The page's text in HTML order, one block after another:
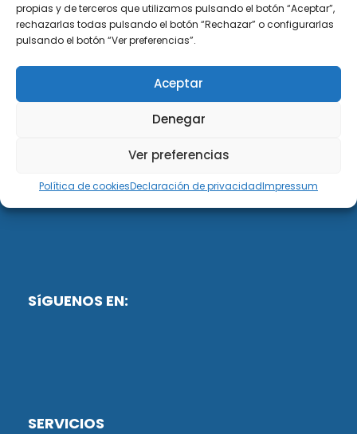
propias y de terceros que utilizamos pulsando el botón “Aceptar”,
rechazarlas todas pulsando el botón “Rechazar” o configurarlas
pulsando el botón “Ver preferencias”.
Aceptar
Denegar
Ver preferencias
Política de cookiesDeclaración de privacidadImpressum
DiG ABOGADOS
DiG Abogados es un despacho de abogados
multidisciplinar especializado en las materias de
fiscalidad y mercantil. Llevamos más de 50 años al
SíGUENOS EN:
SERVICIOS